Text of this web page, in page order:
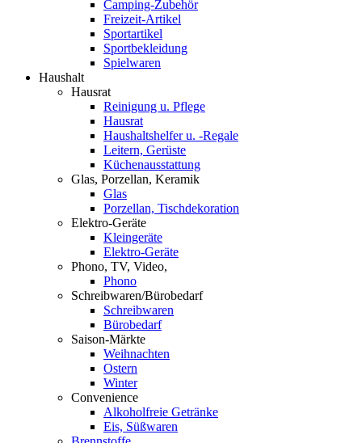
Camping-Zubehör
Freizeit-Artikel
Sportartikel
Sportbekleidung
Spielwaren
Haushalt
Hausrat
Reinigung u. Pflege
Hausrat
Haushaltshelfer u. -Regale
Leitern, Gerüste
Küchenausstattung
Glas, Porzellan, Keramik
Glas
Porzellan, Tischdekoration
Elektro-Geräte
Kleingeräte
Elektro-Geräte
Phono, TV, Video,
Phono
Schreibwaren/Bürobedarf
Schreibwaren
Bürobedarf
Saison-Märkte
Weihnachten
Ostern
Winter
Convenience
Alkoholfreie Getränke
Eis, Süßwaren